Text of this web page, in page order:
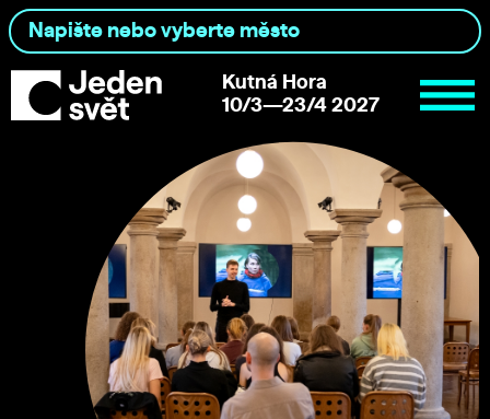
Kutná Hora
10/3—23/4 2027